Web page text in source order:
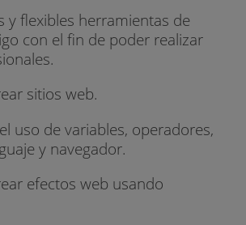
y flexibles herramientas de
con el fin de poder realizar
sitios web.
uso de variables, operadores,
y navegador.
efectos web usando